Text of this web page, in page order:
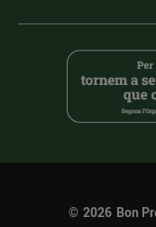
© 2026 Bon